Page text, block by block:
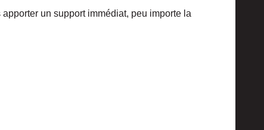
un support immédiat, peu importe la